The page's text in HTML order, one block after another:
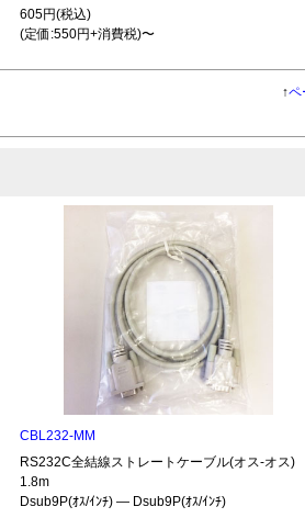
605円(税込)
(定価:550円+消費税)〜
↑ペ
CBL232-MM
RS232C全結線ストレートケーブル(オス-オス)
1.8m
Dsub9P(ｵｽ/ｲﾝﾁ) ― Dsub9P(ｵｽ/ｲﾝﾁ)